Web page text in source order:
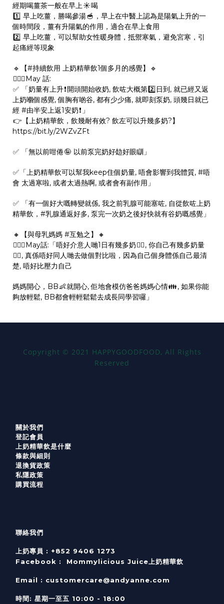
經期喝薑茶一般在早上☀️喝
1️⃣ 早上吃薑，勝喝參湯🥣 ，早上在中醫上認為是陽氣上升的一
個時間段，薑有升陽氣的作用，適合在早上食用
2️⃣ 早上吃薑，可以幫助女性暖身體，抵禦寒氣，避免宮寒，引
起痛經等現象
🔹 【#持續飲用 上奶精華飲1個多月的感覺】
🔹️
💁🏻‍♀️May 話:
✅ 「奶量有上升❗開頭開始收奶, 飲咗大概第2️⃣日到, 就已經又返
上奶嗰個感覺, 個胸有啲谷, 都有少少痛, 就即刻泵奶, 頭幾日就已
經 #由半安上返1安奶❗ 」
👉 【上奶精華飲，飲幾耐有效? 飲左可以升幾多奶?】
https://bit.ly/2WZvZFt
✅ 「無以前咁倦🤪 以前泵完奶好攰好眼瞓」
✅ 「上奶精華飲可以幫我keep住個奶量, 唔會影響到我體質, #唔
會 太過寒啦, 或者太過熱啊, 或者會有副作用」
✅ 「有一個好大嘅轉變就係, 我之前乳腺可能塞咗, 自從飲咗上奶
精華飲， #乳腺通返好多, 泵完一次奶之後好快就有谷奶嘅感覺」
🔸 【️與母乳媽媽 #互勉之 】
🔸️
💁🏻‍♀️May話:「唔好介意人哋1日有幾多奶🤷‍♀️, 你自己有幾多奶量
🤷‍♀️, 真係唔好同人哋去做個對比啦，因為自己個身體係自己最清
楚, 唔好比壓力自己
媽媽開心，BB👶就開心, 佢地會模仿爸爸媽媽心情👪, 如果你能
夠放輕鬆, BB都會輕輕鬆鬆去成長同學習囉」
Copyright © 2021 HAPPYGOODFOOD, All Rights
Reserved
關於我們
登記會員
上奶精華飲是什麼
條款與細則
退換貨政策
私隱政策
購買流程
聯絡我們
上奶專員 : +852 9406 1273
Facebook :
Mommylicious Juice上奶精華飲
Email : customercare@andyanne.com
時間: 星期一至五 10:00 - 18:00